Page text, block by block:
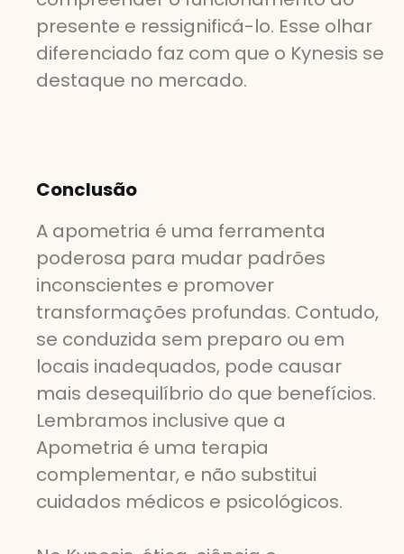
presente e ressignificá-lo. Esse olhar
diferenciado faz com que o Kynesis se
destaque no mercado.
Conclusão
A apometria é uma ferramenta
poderosa para mudar padrões
inconscientes e promover
transformações profundas. Contudo,
se conduzida sem preparo ou em
locais inadequados, pode causar
mais desequilíbrio do que benefícios.
Lembramos inclusive que a
Apometria é uma terapia
complementar, e não substitui
cuidados médicos e psicológicos.